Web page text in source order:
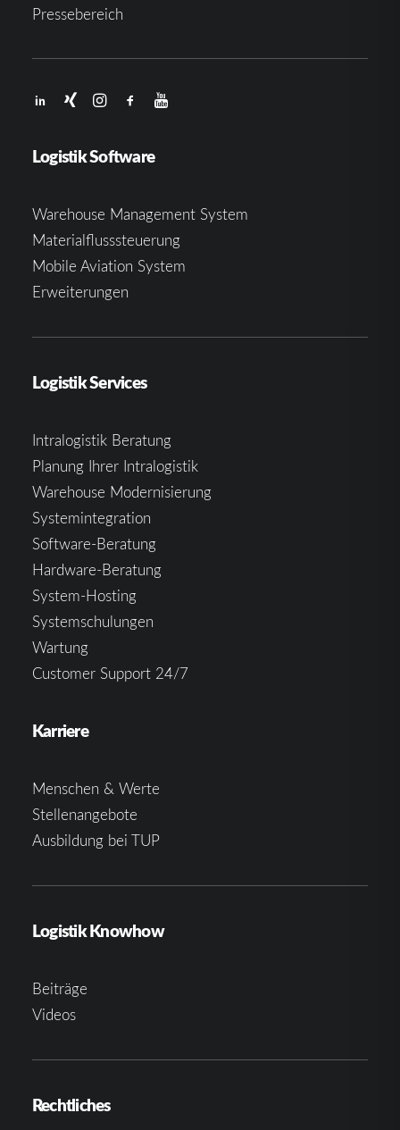
Pressebereich
Logistik Software
Warehouse Management System
Materialflusssteuerung
Mobile Aviation System
Erweiterungen
Logistik Services
Intralogistik Beratung
Planung Ihrer Intralogistik
Warehouse Modernisierung
Systemintegration
Software-Beratung
Hardware-Beratung
System-Hosting
Systemschulungen
Wartung
Customer Support 24/7
Karriere
Menschen & Werte
Stellenangebote
Ausbildung bei TUP
Logistik Knowhow
Beiträge
Videos
Rechtliches